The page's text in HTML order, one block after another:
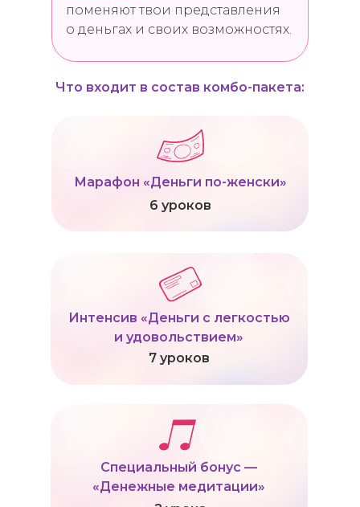
Специальный бонус —
«Денежные медитации»
поменяют твои представления
о деньгах и своих возможностях.
Что входит в состав комбо-пакета:
Марафон «Деньги по-женски»
6 уроков
Интенсив «Деньги с легкостью
и удовольствием»
7 уроков